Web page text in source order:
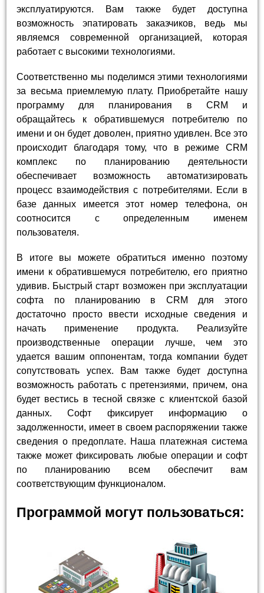
эксплуатируются. Вам также будет доступна
возможность эпатировать заказчиков, ведь мы
являемся современной организацией, которая
работает с высокими технологиями.
Соответственно мы поделимся этими технологиями
за весьма приемлемую плату. Приобретайте нашу
программу для планирования в CRM и
обращайтесь к обратившемуся потребителю по
имени и он будет доволен, приятно удивлен. Все это
происходит благодаря тому, что в режиме CRM
комплекс по планированию деятельности
обеспечивает возможность автоматизировать
процесс взаимодействия с потребителями. Если в
базе данных имеется этот номер телефона, он
соотносится с определенным именем
пользователя.
В итоге вы можете обратиться именно поэтому
имени к обратившемуся потребителю, его приятно
удивив. Быстрый старт возможен при эксплуатации
софта по планированию в CRM для этого
достаточно просто ввести исходные сведения и
начать применение продукта. Реализуйте
производственные операции лучше, чем это
удается вашим оппонентам, тогда компании будет
сопутствовать успех. Вам также будет доступна
возможность работать с претензиями, причем, она
будет вестись в тесной связке с клиентской базой
данных. Софт фиксирует информацию о
задолженности, имеет в своем распоряжении также
сведения о предоплате. Наша платежная система
также может фиксировать любые операции и софт
по планированию всем обеспечит вам
соответствующим функционалом.
Программой могут пользоваться: